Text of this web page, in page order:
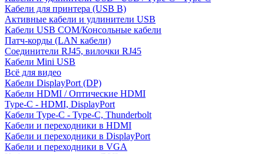
Кабели для принтера (USB B)
Активные кабели и удлинители USB
Кабели USB COM/Консольные кабели
Патч-корды (LAN кабели)
Соединители RJ45, вилочки RJ45
Кабели Mini USB
Всё для видео
Кабели DisplayPort (DP)
Кабели HDMI / Оптические HDMI
Type-C - HDMI, DisplayPort
Кабели Type-C - Type-C, Thunderbolt
Кабели и переходники в HDMI
Кабели и переходники в DisplayPort
Кабели и переходники в VGA